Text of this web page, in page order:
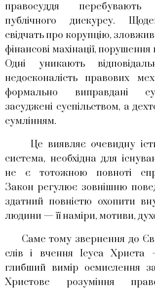
правосуддя
публічного дискурсу.
свідчать про корупцію,
фінансові махінації,
Одні уникають
недосконалість правових
формально виправдані
засуджені суспільством, а
сумлінням.
Це виявляє очевидну
система, необхідна для
не є тотожною повноті
Закон регулює зовнішню
здатний повністю охопити
людини — її наміри, мотиви,
Саме тому звернення до
слів і вчення Ісуса Христа
глибший вимір осмислення
Христове розуміння